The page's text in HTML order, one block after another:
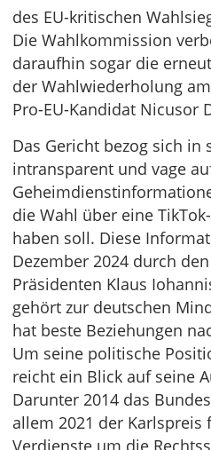
des EU-kritischen
Die Wahlkommission
daraufhin sogar die
der Wahlwiederholung
Pro-EU-Kandidat Nicusor
Das Gericht bezog sich in
intransparent und vage
die Wahl über eine
haben soll. Diese
Dezember 2024 durch
Präsidenten Klaus
gehört zur deutschen
hat beste Beziehungen
Um seine politische
reicht ein Blick auf seine
Darunter 2014 das
allem 2021 der Karlspreis
Verdienste um die